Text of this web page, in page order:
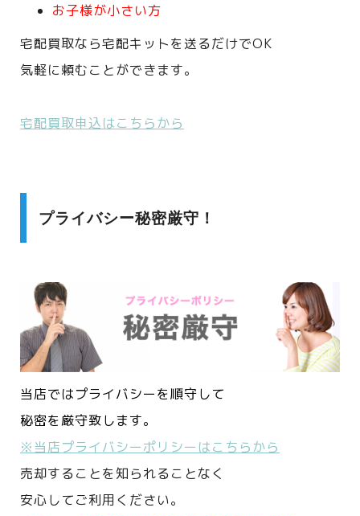
お子様が小さい方
宅配買取なら宅配キットを送るだけでOK
気軽に頼むことができます。
宅配買取申込はこちらから
プライバシー秘密厳守！
当店ではプライバシーを順守して
秘密を厳守致します。
※当店プライバシーポリシーはこちらから
売却することを知られることなく
安心してご利用ください。